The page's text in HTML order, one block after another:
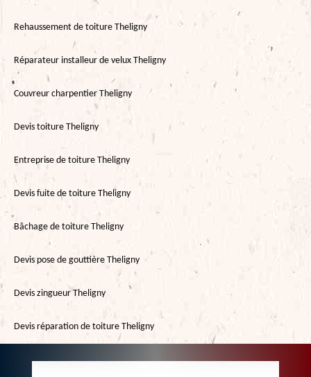
Rehaussement de toiture Theligny
Réparateur installeur de velux Theligny
Couvreur charpentier Theligny
Devis toiture Theligny
Entreprise de toiture Theligny
Devis fuite de toiture Theligny
Bâchage de toiture Theligny
Devis pose de gouttière Theligny
Devis zingueur Theligny
Devis réparation de toiture Theligny